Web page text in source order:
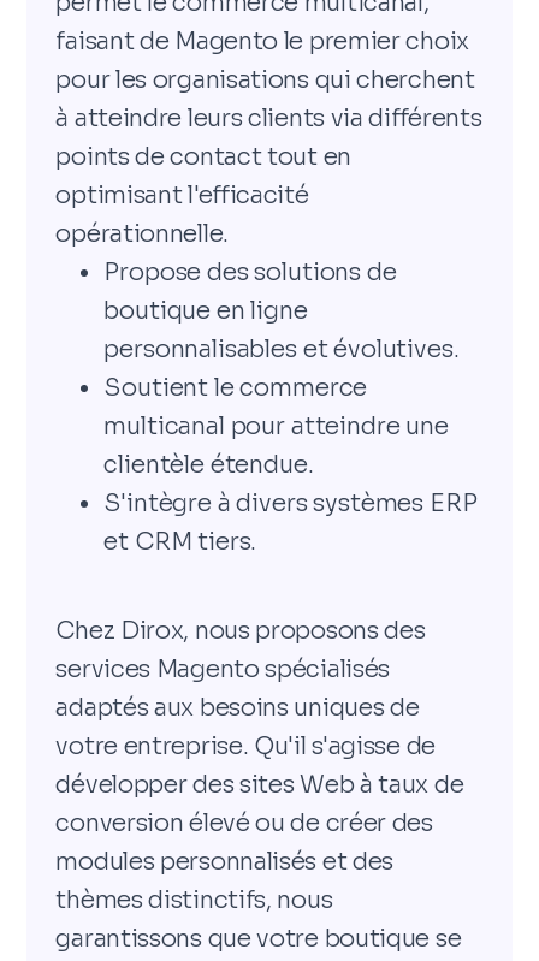
faisant de Magento le premier choix
pour les organisations qui cherchent
à atteindre leurs clients via différents
points de contact tout en
optimisant l'efficacité
opérationnelle.
Propose des solutions de
boutique en ligne
personnalisables et évolutives.
Soutient le commerce
multicanal pour atteindre une
clientèle étendue.
S'intègre à divers systèmes ERP
et CRM tiers.
Chez Dirox, nous proposons des
services Magento spécialisés
adaptés aux besoins uniques de
votre entreprise. Qu'il s'agisse de
développer des sites Web à taux de
conversion élevé ou de créer des
modules personnalisés et des
thèmes distinctifs, nous
garantissons que votre boutique se